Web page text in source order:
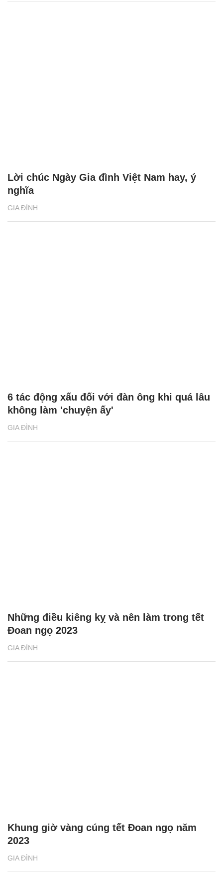
GIA ĐÌNH
Lời chúc Ngày Gia đình Việt Nam hay, ý
nghĩa
GIA ĐÌNH
6 tác động xấu đối với đàn ông khi quá lâu
không làm 'chuyện ấy'
GIA ĐÌNH
Những điều kiêng kỵ và nên làm trong tết
Đoan ngọ 2023
GIA ĐÌNH
Khung giờ vàng cúng tết Đoan ngọ năm
2023